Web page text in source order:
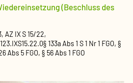
(Beschluss des
, AZ IX S 15/22,
§ 133a Abs 1 S 1 Nr 1 FGO, §
Abs 5 FGO, § 56 Abs 1 FGO